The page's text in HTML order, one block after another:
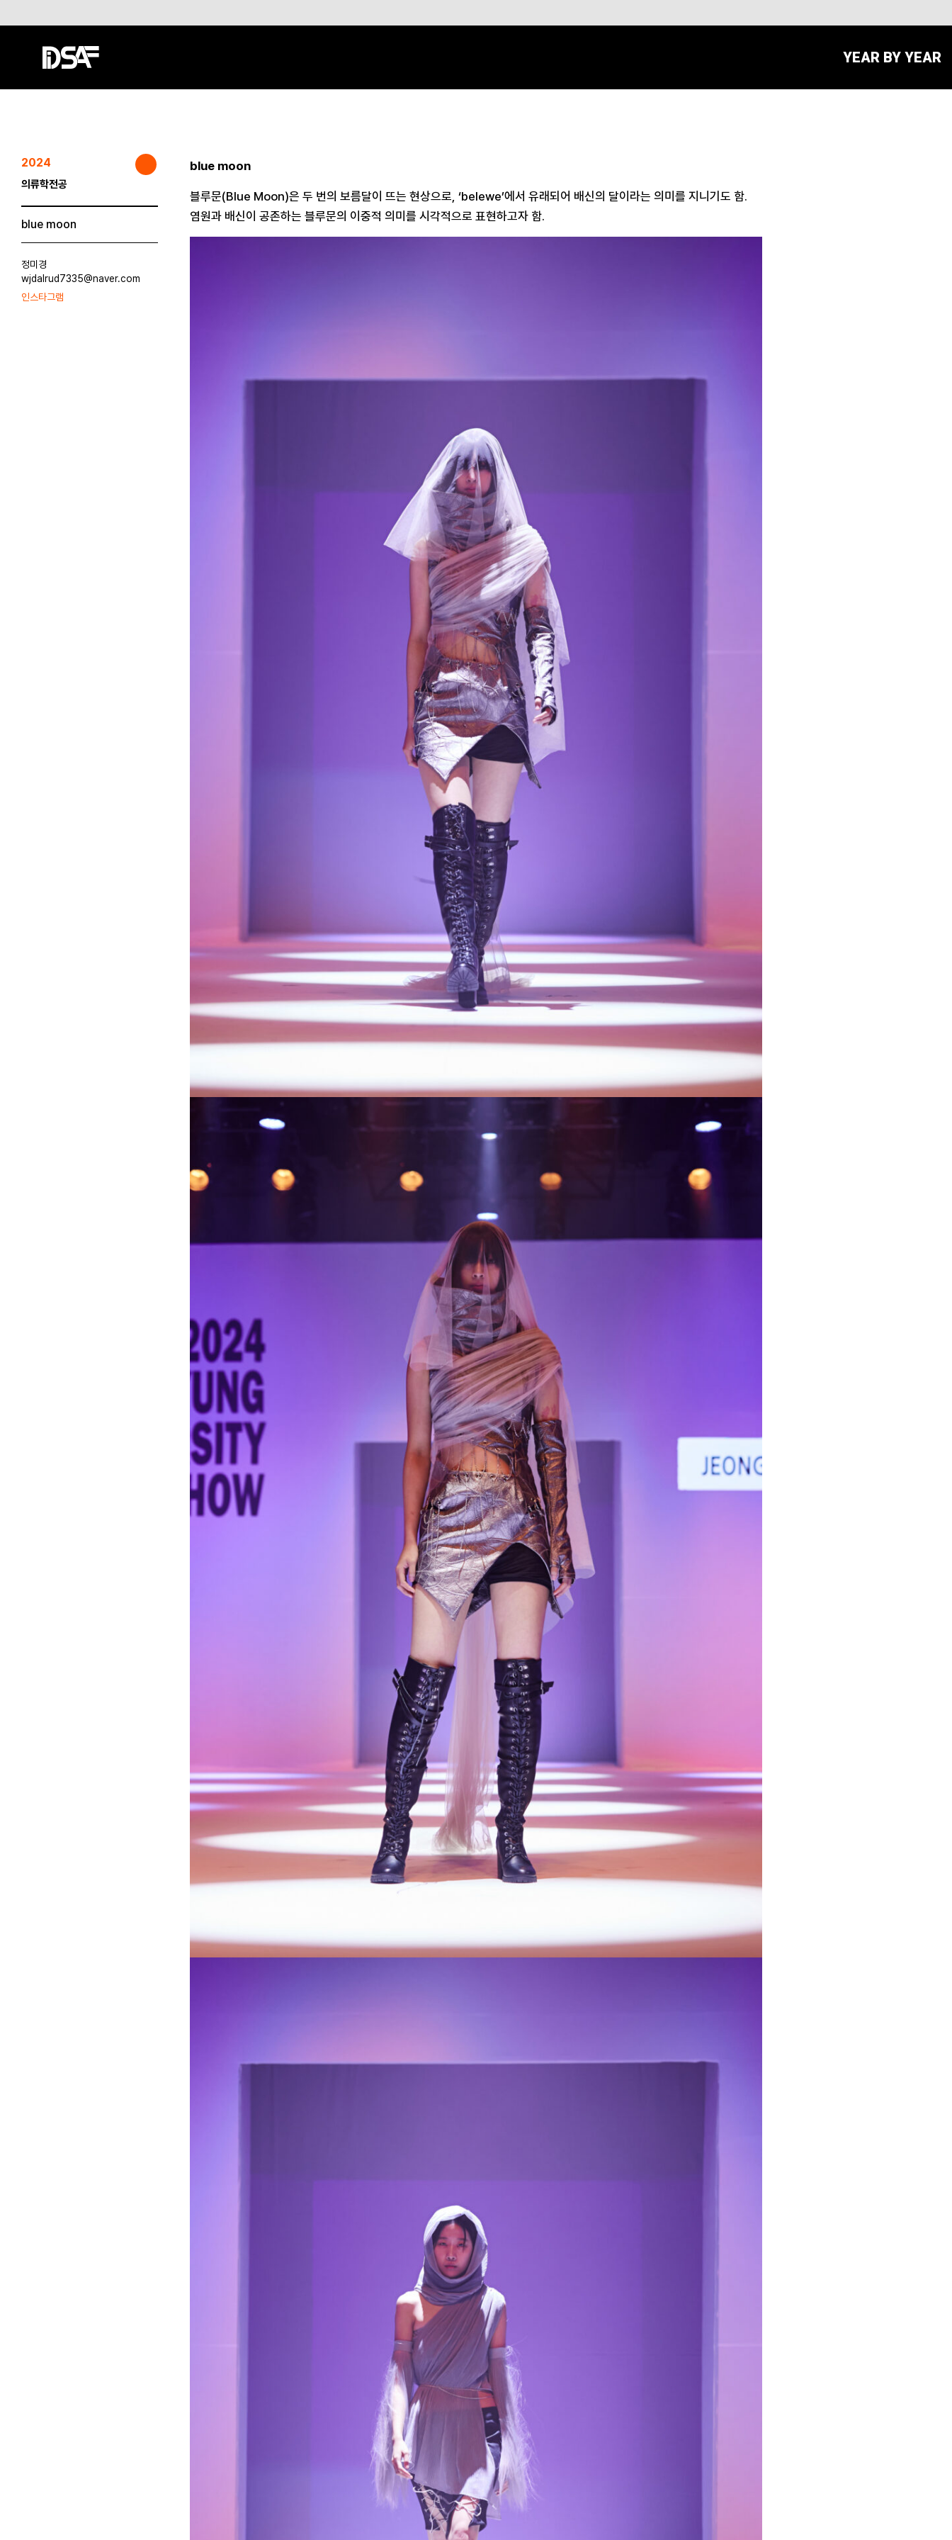
YEAR BY YEAR
2024
의류학전공
blue moon
정미경
wjdalrud7335@naver.com
인스타그램
blue moon
블루문(Blue Moon)은 두 번의 보름달이 뜨는 현상으로, ‘belewe’에서 유래되어 배신의 달이라는 의미를 지니기도 함.
염원과 배신이 공존하는 블루문의 이중적 의미를 시각적으로 표현하고자 함.